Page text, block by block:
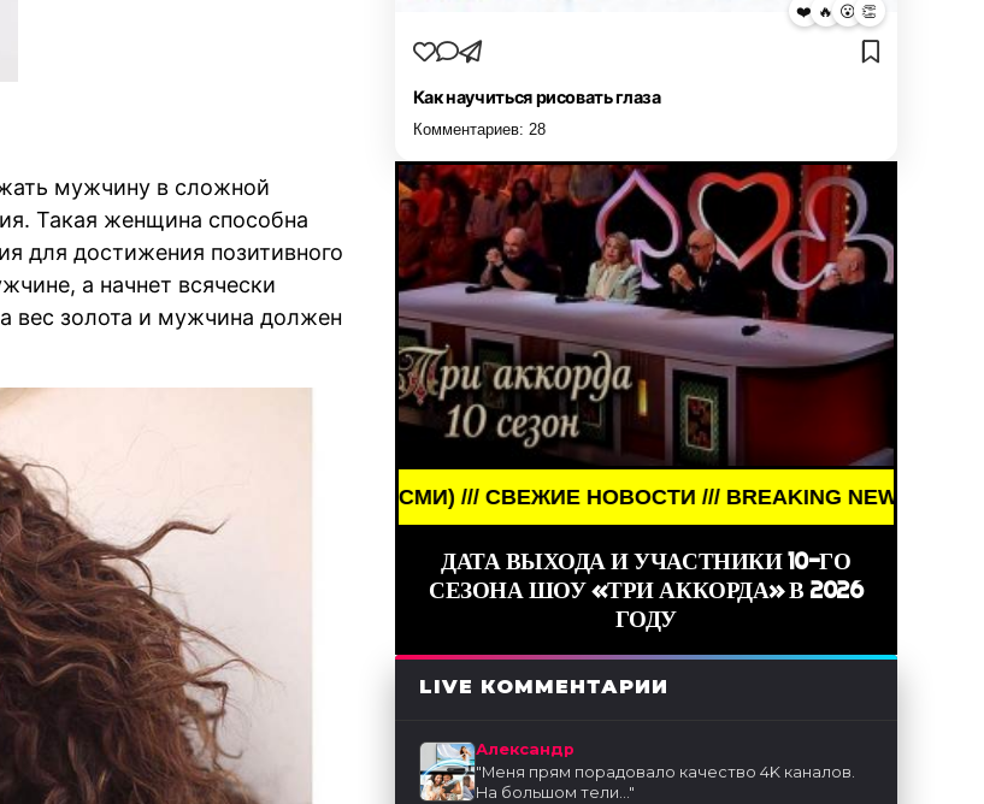
мужчину в сложной
Такая женщина способна
для достижения позитивного
а начнет всячески
вес золота и мужчина должен
❤️ 🔥 😮 👏
Как научиться рисовать глаза
Комментариев: 28
/// НОВОСТИ (СМИ) /// СВЕЖИЕ НОВОСТИ /// BREAKING NEWS /// НОВОСТИ (СМИ) ///
ДАТА ВЫХОДА И УЧАСТНИКИ 10-ГО
СЕЗОНА ШОУ «ТРИ АККОРДА» В 2026
ГОДУ
LIVE КОММЕНТАРИИ
Александр
"Меня прям порадовало качество 4K каналов.
На большом тели..."